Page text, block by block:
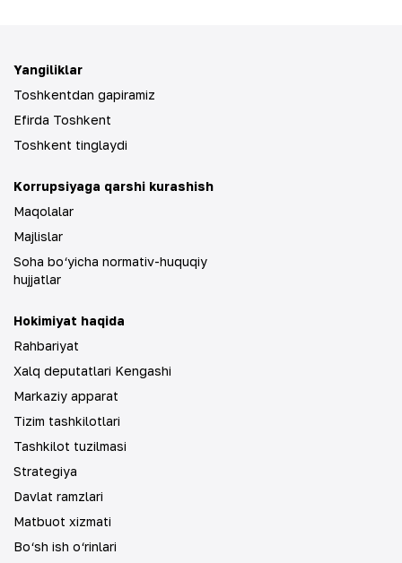
Yangiliklar
Toshkentdan gapiramiz
Efirda Toshkent
Toshkent tinglaydi
Korrupsiyaga qarshi kurashish
Maqolalar
Majlislar
Soha bo‘yicha normativ-huquqiy
hujjatlar
Hokimiyat haqida
Rahbariyat
Xalq deputatlari Kengashi
Markaziy apparat
Tizim tashkilotlari
Tashkilot tuzilmasi
Strategiya
Davlat ramzlari
Matbuot xizmati
Bo‘sh ish o‘rinlari